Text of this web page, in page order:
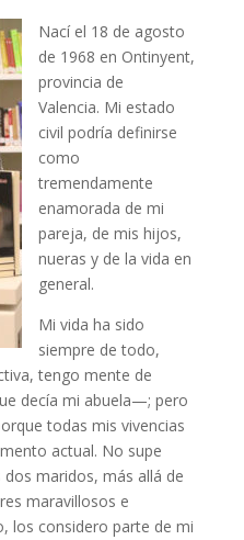
Nací el 18 de agosto
de 1968 en Ontinyent,
provincia de
Valencia. Mi estado
civil podría definirse
como
tremendamente
enamorada de mi
pareja, de mis hijos,
nueras y de la vida en
general.
Mi vida ha sido
siempre de todo,
tengo mente de
decía mi abuela—; pero
todas mis vivencias
actual. No supe
maridos, más allá de
maravillosos e
los considero parte de mi